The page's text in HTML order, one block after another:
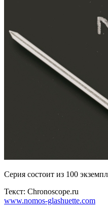
Серия состоит из 100
Текст: Chronoscope.ru
www.nomos-glashuette.com